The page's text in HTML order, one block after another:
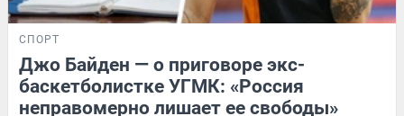
СПОРТ
Джо Байден — о приговоре экс-
баскетболистке УГМК: «Россия
неправомерно лишает ее свободы»